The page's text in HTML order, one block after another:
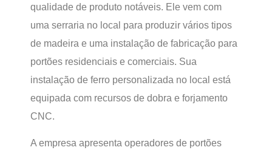
qualidade de produto notáveis. Ele vem com
uma serraria no local para produzir vários tipos
de madeira e uma instalação de fabricação para
portões residenciais e comerciais. Sua
instalação de ferro personalizada no local está
equipada com recursos de dobra e forjamento
CNC.
A empresa apresenta operadores de portões